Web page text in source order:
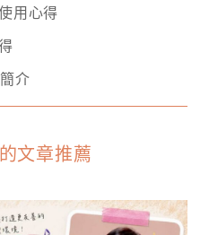
用心得
介
文章推薦